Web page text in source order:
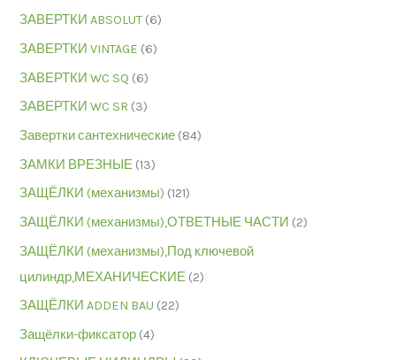
ЗАВЕРТКИ ABSOLUT (6)
ЗАВЕРТКИ VINTAGE (6)
ЗАВЕРТКИ WC SQ (6)
ЗАВЕРТКИ WC SR (3)
Завертки сантехнические (84)
ЗАМКИ ВРЕЗНЫЕ (13)
ЗАЩЁЛКИ (механизмы) (121)
ЗАЩЁЛКИ (механизмы),ОТВЕТНЫЕ ЧАСТИ (2)
ЗАЩЁЛКИ (механизмы),Под ключевой
цилиндр,МЕХАНИЧЕСКИЕ (2)
ЗАЩЁЛКИ ADDEN BAU (22)
Защёлки-фиксатор (4)